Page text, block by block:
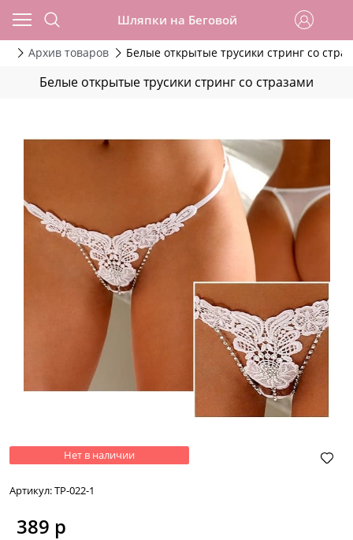
Шляпки на Беговой
Архив товаров Белые открытые трусики стринг со
Белые открытые трусики стринг со стразами
Нет в наличии
Артикул:ТР-022-1
389 р